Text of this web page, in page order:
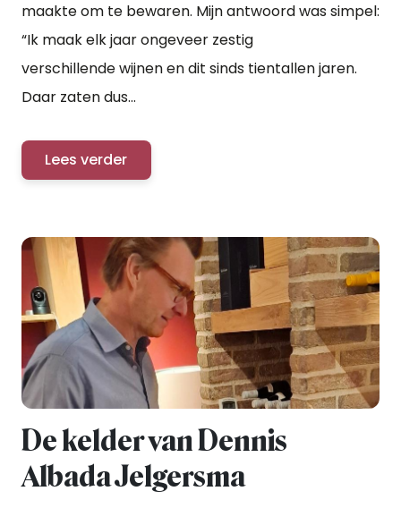
maakte om te bewaren. Mijn antwoord was simpel:
“Ik maak elk jaar ongeveer zestig
verschillende wijnen en dit sinds tientallen jaren.
Daar zaten dus...
Lees verder
De kelder van Dennis
Albada Jelgersma